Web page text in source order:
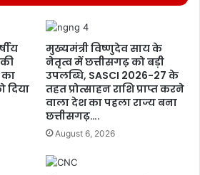
दिया
मुख्यमंत्री विष्णुदेव साय के
नेतृत्व में छत्तीसगढ़ को बड़ी
उपलब्धि, SASCI 2026-27 के
तहत प्रोत्साहन राशि प्राप्त करने
वाला देश का पहला राज्य बना
छत्तीसगढ़….
August 6, 2026